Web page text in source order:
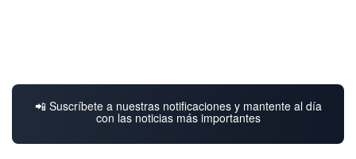
📲 Suscríbete a nuestras notificaciones y mantente al día
con las noticias más importantes